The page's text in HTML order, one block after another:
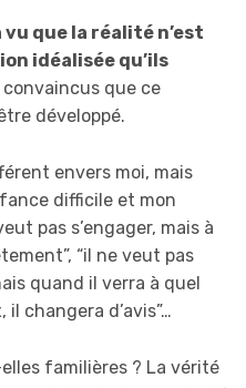
vu que la réalité n’est
idéalisée qu’ils
convaincus que ce
développé.
envers moi, mais
difficile et mon
pas s’engager, mais à
“il ne veut pas
quand il verra à quel
changera d’avis”…
familières ? La vérité